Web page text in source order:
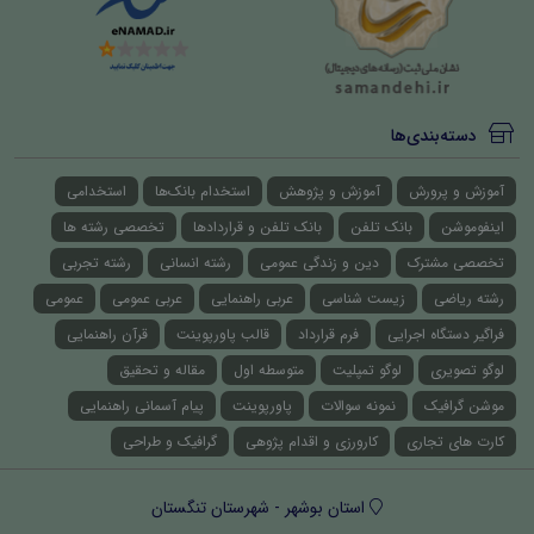
دسته‌بندی‌ها
آموزش و پرورش آموزش و پژوهش استخدام بانک‌ها
استخدامی
اینفوموشن
بانک تلفن بانک تلفن و قراردادها
تخصصی رشته ها
تخصصی مشترک
دین و زندگی عمومی رشته انسانی
رشته تجربی
رشته ریاضی
زیست شناسی عربی راهنمایی عربی عمومی
عمومی
فراگیر دستگاه اجرایی
فرم قرارداد قالب پاورپوینت
قرآن راهنمایی
لوگو تصویری
لوگو تمپلیت متوسطه اول
مقاله و تحقیق
موشن گرافیک
نمونه سوالات پاورپوینت
پیام آسمانی راهنمایی
کارت های تجاری
کارورزی و اقدام پژوهی گرافیک و طراحی
استان بوشهر - شهرستان تنگستان